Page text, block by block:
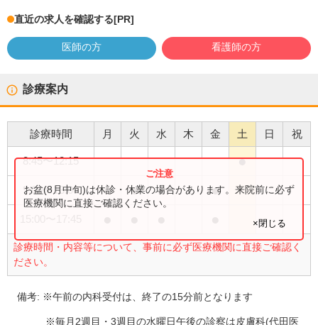
直近の求人を確認する[PR]
医師の方 看護師の方
診療案内
診療時間 月 火 水 木 金 土 日 祝
8:45〜12:15 ●
9:00〜13:00 ● ● ● ●
診療時間・内容等について、事前に必ず医療機関に直接ご確認く
ださい。
お盆(8月中旬)は休診・休業の場合があります。来院前に必ず
医療機関に直接ご確認ください。
×閉じる
備考: ※午前の内科受付は、終了の15分前となります
※毎月2週目・3週目の水曜日午後の診察は皮膚科(代田医